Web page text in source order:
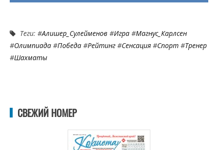
Теги: #Алишер_Сулейменов #Игра #Магнус_Карлсен
#Олимпиада #Победа #Рейтинг #Сенсация #Спорт #Тренер
#Шахматы
СВЕЖИЙ НОМЕР